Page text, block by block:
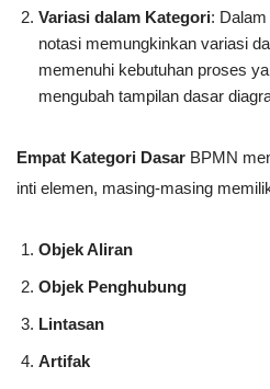
Variasi dalam Kategori:
notasi memungkinkan variasi
memenuhi kebutuhan proses
mengubah tampilan dasar
Empat Kategori Dasar BPMN
inti elemen, masing-masing
Objek Aliran
Objek Penghubung
Lintasan
Artifak